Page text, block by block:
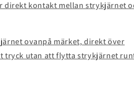
kontakt mellan strykjärnet
ovanpå märket, direkt över
tryck utan att flytta strykjärnet